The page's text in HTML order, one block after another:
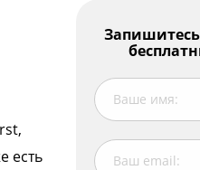
Оглавление
Zero condition.
употребление
Важно!
типа Mixed condition
есть